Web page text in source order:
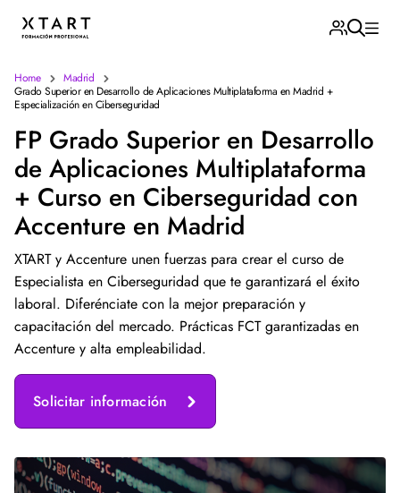
Home
Madrid
Grado Superior en Desarrollo de Aplicaciones Multiplataforma en Madrid +
Especialización en Ciberseguridad
FP Grado Superior en Desarrollo
de Aplicaciones Multiplataforma
+ Curso en Ciberseguridad con
Accenture en Madrid
XTART y Accenture unen fuerzas para crear el curso de
Especialista en Ciberseguridad que te garantizará el éxito
laboral. Diferénciate con la mejor preparación y
capacitación del mercado. Prácticas FCT garantizadas en
Accenture y alta empleabilidad.
Solicitar información